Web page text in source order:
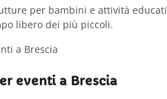
per bambini e attività
libero dei più piccoli.
eventi a Brescia